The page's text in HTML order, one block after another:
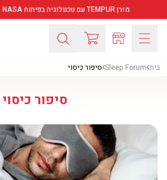
מזרן TEMPUR עם טכנולוגיה בפיתוח NASA • ב-₪89 לחודש>>>
בית Sleep Forum סיפור כיסוי
סיפור כיסוי